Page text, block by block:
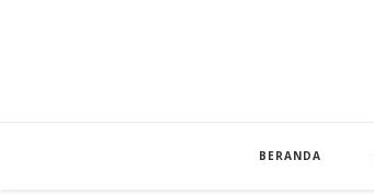
BERANDA